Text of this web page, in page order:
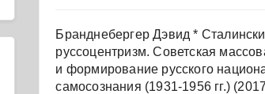
Бранднебергер Дэвид *
руссоцентризм. Советская
и формирование русского
самосознания (1931-1956 гг.)